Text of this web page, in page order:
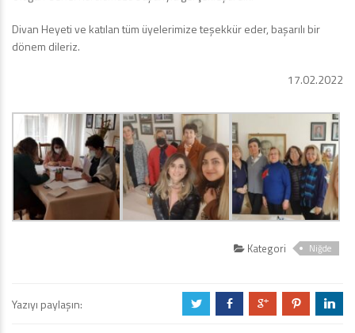
Divan Heyeti ve katılan tüm üyelerimize teşekkür eder, başarılı bir
dönem dileriz.
17.02.2022
Kategori Niğde
Yazıyı paylaşın: a b c d j